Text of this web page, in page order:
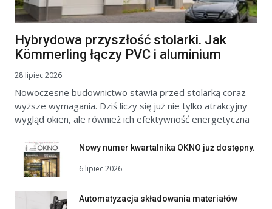
Hybrydowa przyszłość stolarki. Jak
Kömmerling łączy PVC i aluminium
28 lipiec 2026
Nowoczesne budownictwo stawia przed stolarką coraz
wyższe wymagania. Dziś liczy się już nie tylko atrakcyjny
wygląd okien, ale również ich efektywność energetyczna
Nowy numer kwartalnika OKNO już dostępny.
6 lipiec 2026
Automatyzacja składowania materiałów